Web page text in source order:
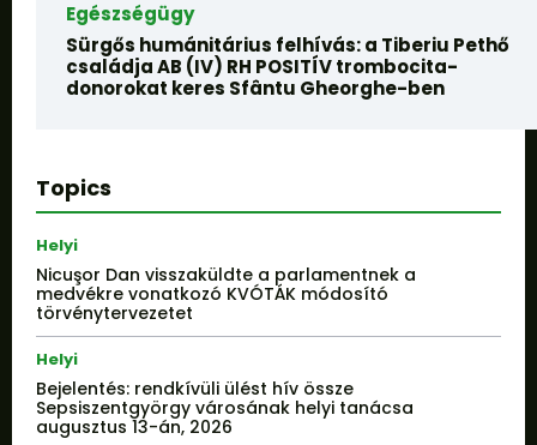
Egészségügy
Sürgős humánitárius felhívás: a Tiberiu Pethő
családja AB (IV) RH POSITÍV trombocita-
donorokat keres Sfântu Gheorghe-ben
Topics
Helyi
Nicuşor Dan visszaküldte a parlamentnek a
medvékre vonatkozó KVÓTÁK módosító
törvénytervezetet
Helyi
Bejelentés: rendkívüli ülést hív össze
Sepsiszentgyörgy városának helyi tanácsa
augusztus 13-án, 2026